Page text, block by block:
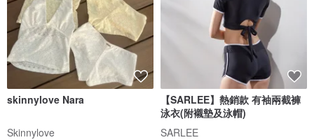
skinnylove Nara
Skinnylove
【SARLEE】熱銷款 有袖兩截褲
泳衣(附襯墊及泳帽)
SARLEE